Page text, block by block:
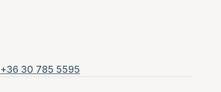
+36 30 785 5595